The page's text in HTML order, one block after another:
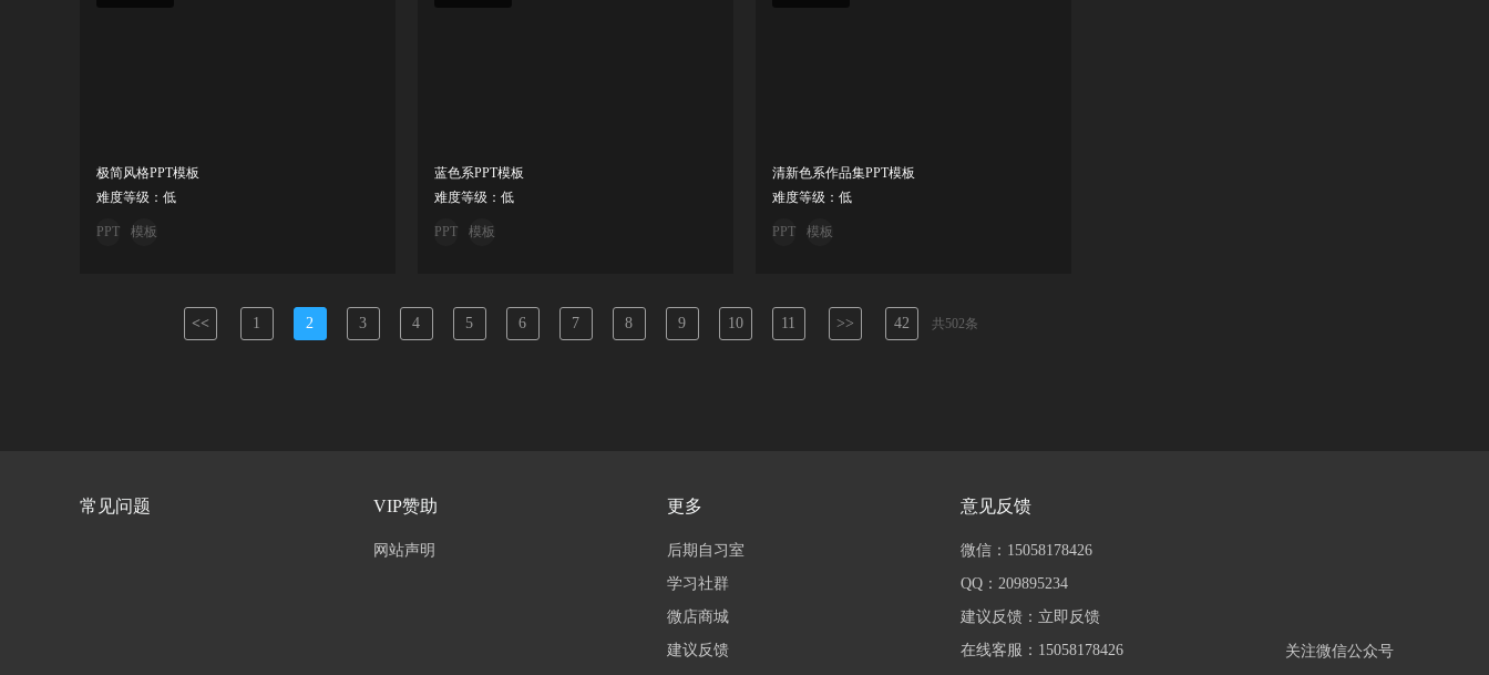
极简风格PPT模板
难度等级：低
PPT 模板
蓝色系PPT模板
难度等级：低
PPT 模板
清新色系作品集PPT模板
难度等级：低
PPT 模板
<< 1 2 3 4 5 6 7 8 9 10 11 >> 42 共502条
常见问题 VIP赞助
网站声明
更多
后期自习室
学习社群
微店商城
建议反馈
意见反馈
微信：15058178426
QQ：209895234
建议反馈： 立即反馈
在线客服：15058178426
关注微信公众号